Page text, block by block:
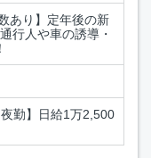
あり】定年後の新
行人や車の誘導・
勤】日給1万2,500